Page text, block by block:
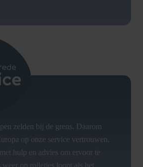
zelden bij de grens. Daarom
op onze service vertrouwen.
hulp en advies om ervoor te